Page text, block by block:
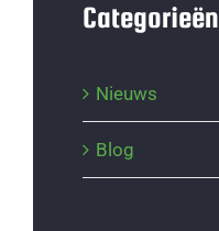
Categorieën
Nieuws
Blog